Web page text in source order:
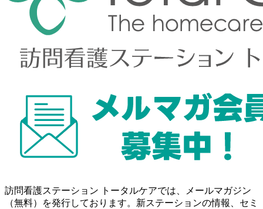
訪問看護ステーション トータルケアでは、メールマガジン
（無料）を発行しております。新ステーションの情報、セミ